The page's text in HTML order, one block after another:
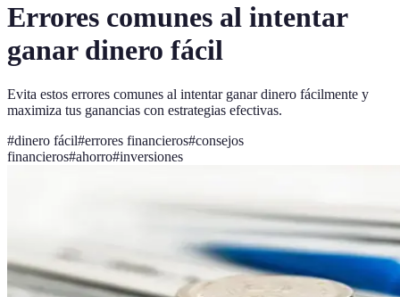
Errores comunes al intentar
ganar dinero fácil
Evita estos errores comunes al intentar ganar dinero fácilmente y
maximiza tus ganancias con estrategias efectivas.
#dinero fácil#errores financieros#consejos
financieros#ahorro#inversiones